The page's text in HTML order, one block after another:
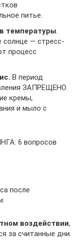
питье.
температуры
солнце — стресс-
процесс
В период
ЗАПРЕЩЕНО
кремы,
и мыло с
6 вопросов
после
воздействии,
за считанные дни.